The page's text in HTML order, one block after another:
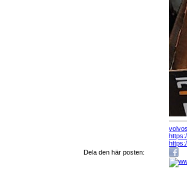
Dela den här posten: